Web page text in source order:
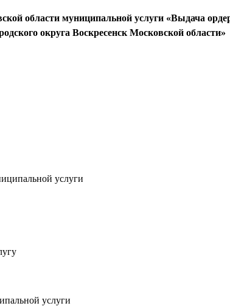
области муниципальной услуги «Выдача
округа Воскресенск Московской области»
услуги
услуги